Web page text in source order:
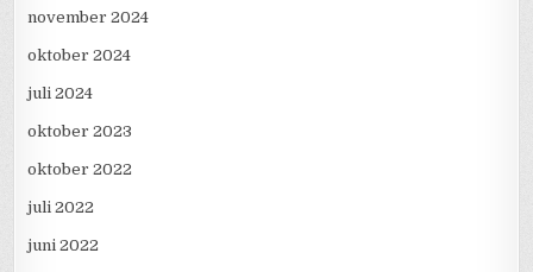
november 2024
oktober 2024
juli 2024
oktober 2023
oktober 2022
juli 2022
juni 2022